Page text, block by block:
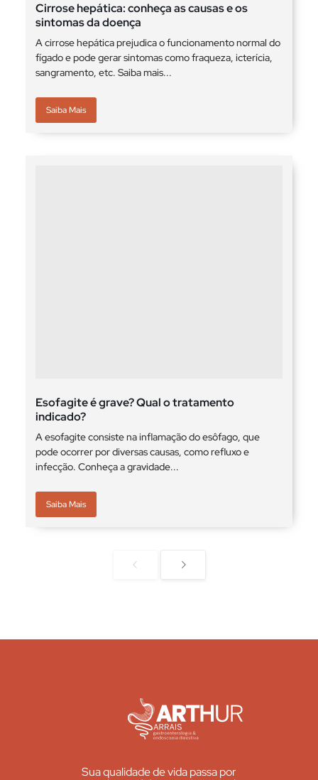
Cirrose hepática: conheça as causas e os
sintomas da doença
A cirrose hepática prejudica o funcionamento normal do
fígado e pode gerar sintomas como fraqueza, icterícia,
sangramento, etc. Saiba mais...
Saiba Mais
Esofagite é grave? Qual o tratamento
indicado?
A esofagite consiste na inflamação do esôfago, que
pode ocorrer por diversas causas, como refluxo e
infecção. Conheça a gravidade...
Saiba Mais
Sua qualidade de vida passa por